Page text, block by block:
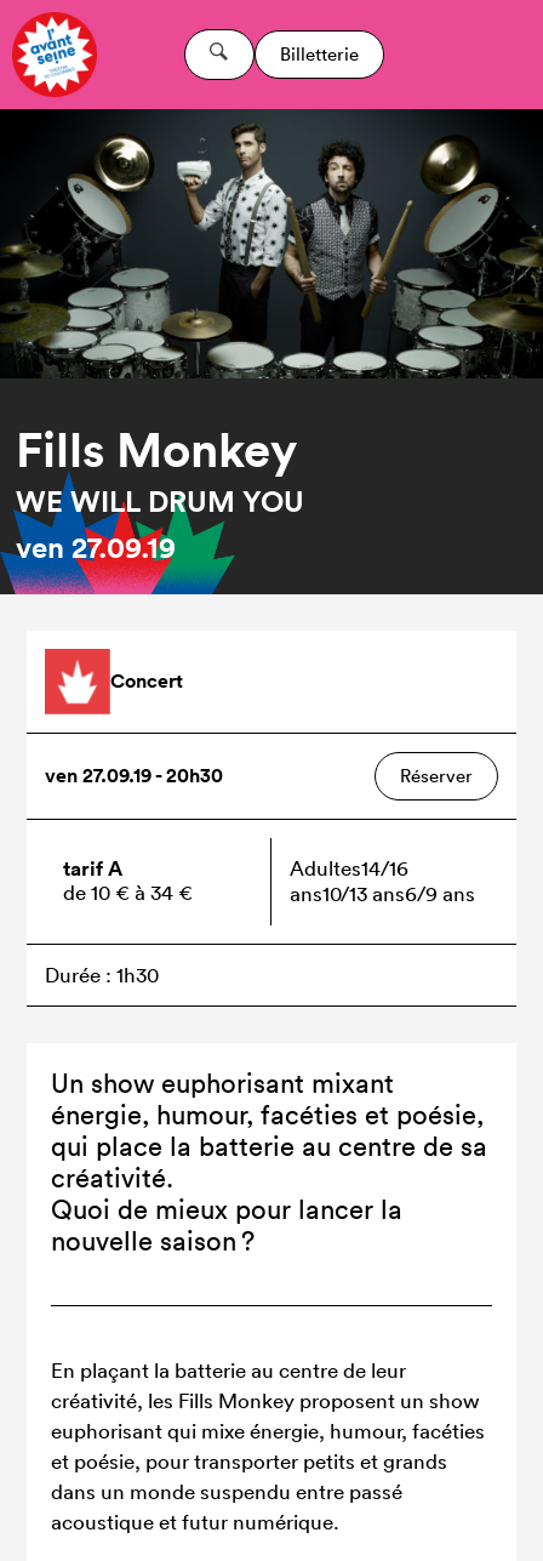
Billetterie
Fills Monkey
WE WILL DRUM YOU
ven27.09.19
Un show euphorisant mixant
énergie, humour, facéties et poésie,
qui place la batterie au centre de sa
créativité.
Quoi de mieux pour lancer la
nouvelle saison ?
En plaçant la batterie au centre de leur
créativité, les Fills Monkey proposent un show
euphorisant qui mixe énergie, humour, facéties
et poésie, pour transporter petits et grands
dans un monde suspendu entre passé
acoustique et futur numérique.
Concert
ven 27.09.19 - 20h30 Réserver
tarif A
de 10 € à 34 €
Adultes14/16
ans10/13 ans6/9 ans
Durée : 1h30